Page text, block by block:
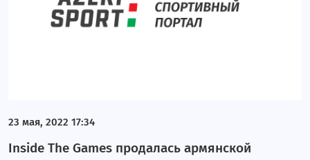
23 мая, 2022 17:34
Inside The Games продалась армянской